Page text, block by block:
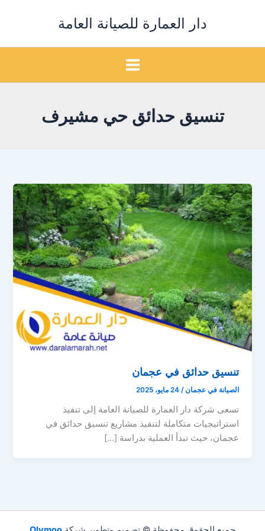
دار العمارة للصيانة العامة
تنسيق حدائق حي مشيرف
تنسيق حدائق في عجمان
الصيانة في عجمان/24 مايو، 2025
تسعى شركة دار العمارة للصيانة العامة إلى تنفيذ
استراتيجيات متكاملة لتنفيذ مشاريع تنسيق حدائق في
عجمان، حيث تبدأ العملية بدراسة […]